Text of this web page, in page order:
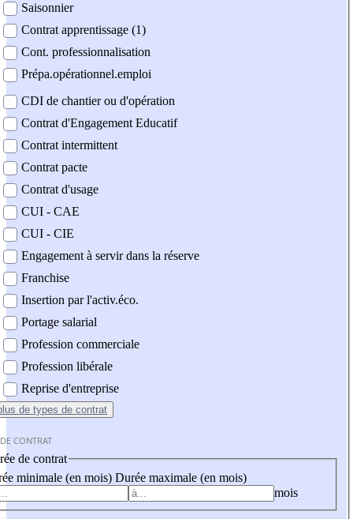
Saisonnier
Contrat apprentissage (1)
Cont. professionnalisation
Prépa.opérationnel.emploi
CDI de chantier ou d'opération
Contrat d'Engagement Educatif
Contrat intermittent
Contrat pacte
Contrat d'usage
CUI - CAE
CUI - CIE
Engagement à servir dans la réserve
Franchise
Insertion par l'activ.éco.
Portage salarial
Profession commerciale
Profession libérale
Reprise d'entreprise
de types de contrat
CONTRAT
de contrat
minimale (en mois) Durée maximale (en mois)
mois